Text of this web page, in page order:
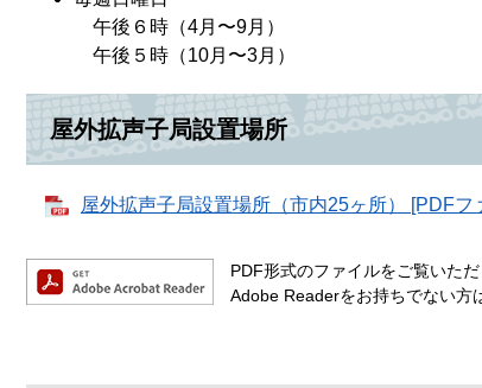
午後６時（4月〜9月）
午後５時（10月〜3月）
屋外拡声子局設置場所
屋外拡声子局設置場所（市内25ヶ所） [PDFフ
PDF形式のファイルをご覧いた
Adobe Readerをお持ちでない方